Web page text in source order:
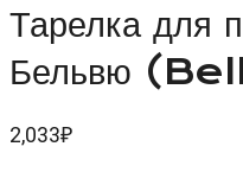
Тарелка для
Бельвю
2,033₽